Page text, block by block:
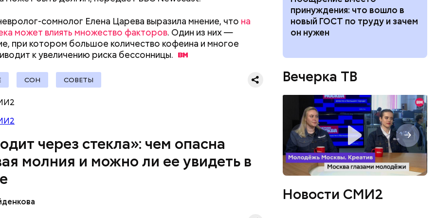
сомнолог Елена Царева выразила мнение, что на
может влиять множество факторов. Один из них —
при котором большое количество кофеина и многое
к увеличению риска бессонницы.
СОН СОВЕТЫ
через стекла»: чем опасна
молния и можно ли ее увидеть в
жизни молнии (маленькой и средней) около 30 секунд.
могут жить и до нескольких минут, отметил эксперт.
солдаты не знали о масштабах трагедии. Подобных
не случалось. Поэтому он не испытывал страха.
жизнь он совершил множество добрых дел во славу
отметил 700-летие: история
первого каменного храма
Москвы
звезд стратегией выживания
принуждения: что вошло в
новый ГОСТ по труду и зачем
он нужен
Вечерка ТВ
Новости СМИ2